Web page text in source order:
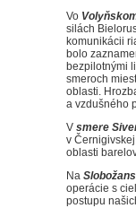
Vo
silách
komunikácii
bolo
bezpilotnými
smeroch
oblasti.
a vzdušného
V smere
v
oblasti
Na
operácie s
postupu